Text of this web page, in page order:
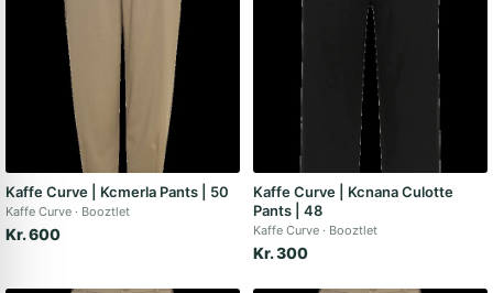
Kaffe Curve | Kcmerla Pants | 50
Kaffe Curve Booztlet
Kr. 600
Kaffe Curve | Kcnana Culotte
Pants | 48
Kaffe Curve Booztlet
Kr. 300